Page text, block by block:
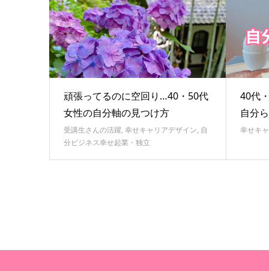
頑張ってるのに空回り…40・50代
女性の自分軸の見つけ方
受講生さんの活躍, 幸せキャリアデザイン, 自
分ビジネス幸せ起業・独立
40代
自分
幸せキ